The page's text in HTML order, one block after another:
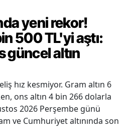
yeni rekor!
500 TL'yi aştı:
güncel altın
hız kesmiyor. Gram altın 6
ons altın 4 bin 266 dolarla
2026 Perşembe günü
ve Cumhuriyet altınında son